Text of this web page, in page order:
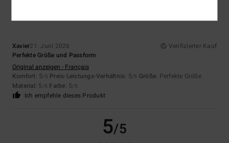
Xavier21. Juni 2026
Verifizierter Kauf
Perfekte Größe und Passform
Original anzeigen - Français
Komfort: 5/5 Preis-Leistungs-Verhältnis: 5/5 Größe: Perfekte Größe
Material: 5 /5 Farbe: 5/5
Ich empfehle dieses Produkt
5/5